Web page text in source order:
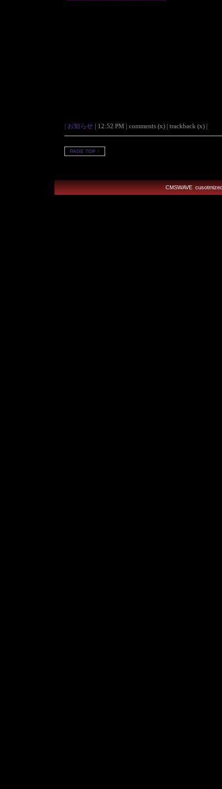
| お知らせ | 12:52 PM | comments (x) | trackback (x) |
PAGE TOP ↑
CMSWAVE